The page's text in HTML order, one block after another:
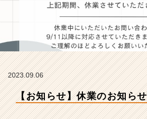
ム
ラ
イ
ン】
|
ー・
2023.09.06
【お知らせ】休業のお知らせ